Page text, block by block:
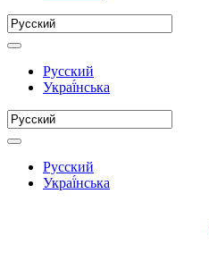
Русский
Украї́нська
Русский
Украї́нська